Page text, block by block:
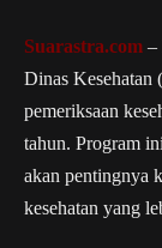
Suarastra.com –
Dinas Kesehatan
pemeriksaan
tahun. Program
akan pentingnya
kesehatan yang